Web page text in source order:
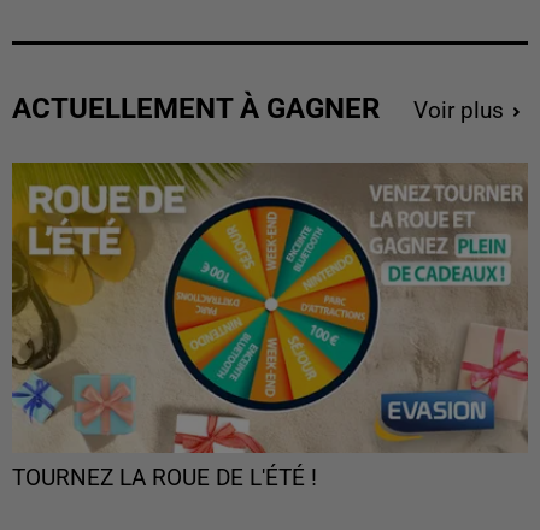
ACTUELLEMENT À GAGNER Voir plus
TOURNEZ LA ROUE DE L'ÉTÉ !